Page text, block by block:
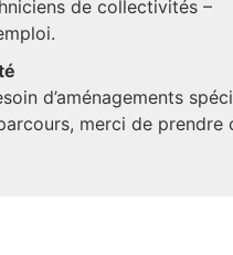
de collectivités –
d’aménagements
merci de prendre